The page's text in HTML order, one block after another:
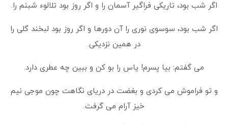
اگر شب بود، تاریکی فراگیر آسمان را و اگر روز بود تلالوء شبنم را.
اگر شب بود، سوسوی نوری را آن دورها و اگر روز بود لبخند گلی را
در همین نزدیکی.
می گفتم: بیا پسرم! یاس را بو کن و ببین چه عطری دارد.
و تو فراموش می کردی و بغضت در دریای نگاهت چون موجی نیم
خیز آرام می گرفت.